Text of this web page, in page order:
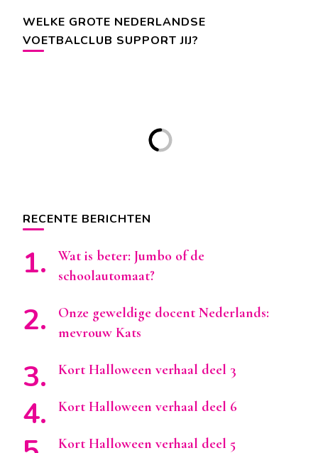
WELKE GROTE NEDERLANDSE
VOETBALCLUB SUPPORT JIJ?
RECENTE BERICHTEN
Wat is beter: Jumbo of de
schoolautomaat?
Onze geweldige docent Nederlands:
mevrouw Kats
Kort Halloween verhaal deel 3
Kort Halloween verhaal deel 6
Kort Halloween verhaal deel 5